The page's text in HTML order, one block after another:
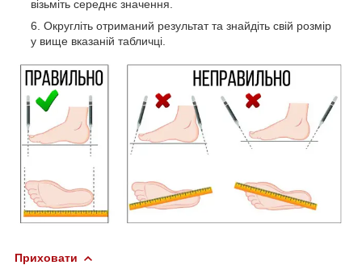
візьміть середнє значення.
Округліть отриманий результат та знайдіть свій розмір
у вище вказаній табличці.
Приховати